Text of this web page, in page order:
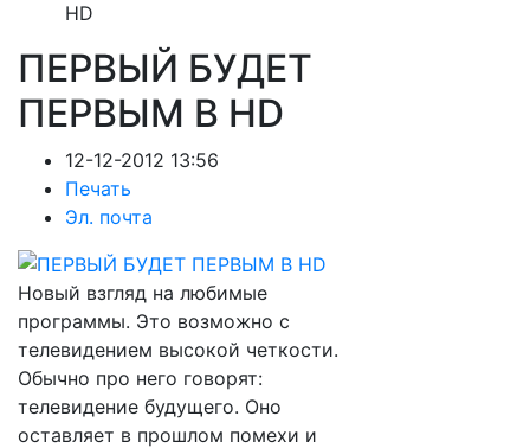
HD
ПЕРВЫЙ БУДЕТ
ПЕРВЫМ В HD
12-12-2012 13:56
Печать
Эл. почта
Новый взгляд на любимые
программы. Это возможно с
телевидением высокой четкости.
Обычно про него говорят:
телевидение будущего. Оно
оставляет в прошлом помехи и